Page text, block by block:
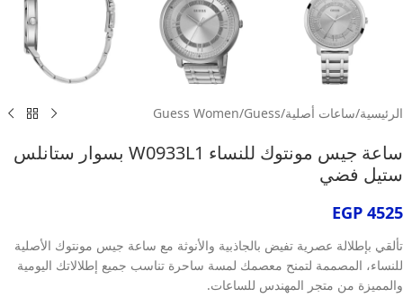
الرئيسية/ساعات أصلية/
Guess
/
Guess Women
ساعة جيس مونتوك للنساء W0933L1 بسوار ستانلس
ستيل فضي
EGP 4525
تألقي بإطلالة عصرية تفيض بالجاذبية والأنوثة مع ساعة جيس مونتوك الأصلية
للنساء، المصممة لتمنح معصمك لمسة ساحرة تناسب جميع إطلالاتك اليومية
والمميزة من متجر المهندس للساعات.